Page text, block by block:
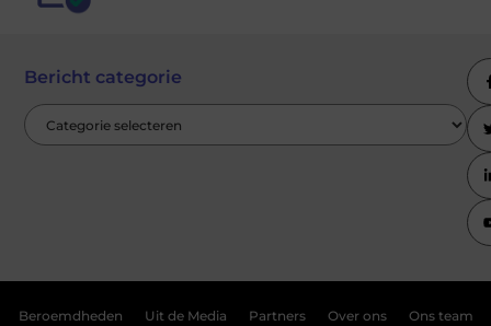
Bericht categorie
Beroemdheden Uit de Media Partners Over ons Ons team